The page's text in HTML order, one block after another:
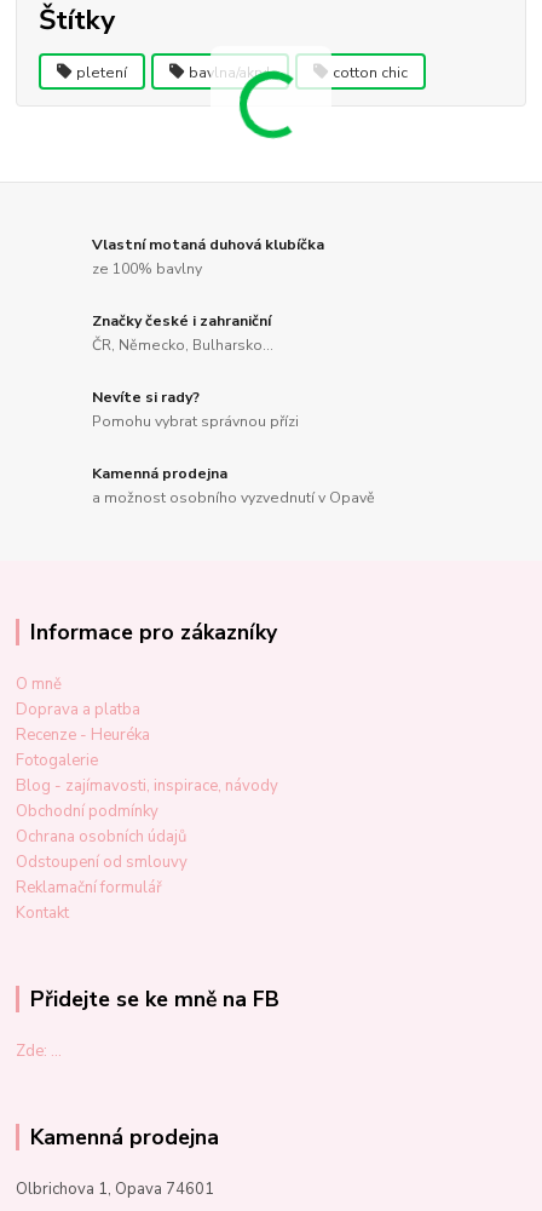
Štítky
pletení bavlna/akryl cotton chic
Vlastní motaná duhová klubíčka
ze 100% bavlny
Značky české i zahraniční
ČR, Německo, Bulharsko...
Nevíte si rady?
Pomohu vybrat správnou přízi
Kamenná prodejna
a možnost osobního vyzvednutí v Opavě
Informace pro zákazníky
O mně
Doprava a platba
Recenze - Heuréka
Fotogalerie
Blog - zajímavosti, inspirace, návody
Obchodní podmínky
Ochrana osobních údajů
Odstoupení od smlouvy
Reklamační formulář
Kontakt
Přidejte se ke mně na FB
Zde: ...
Kamenná prodejna
Olbrichova 1, Opava 74601